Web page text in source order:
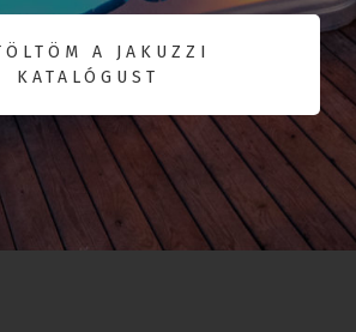
A JAKUZZI
KATALÓGUST